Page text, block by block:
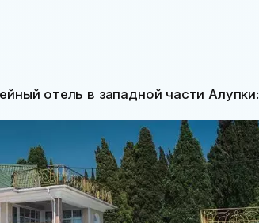
отель в западной части Алупки: